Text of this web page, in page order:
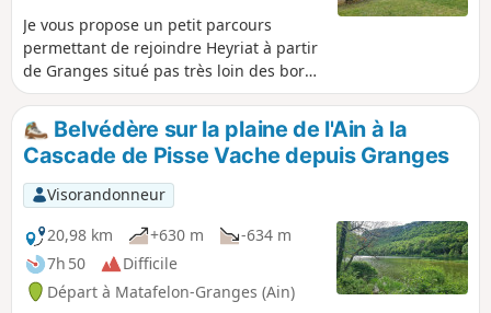
Je vous propose un petit parcours
permettant de rejoindre Heyriat à partir
de Granges situé pas très loin des bords
de l'Ain.
Belvédère sur la plaine de l'Ain à la
Cascade de Pisse Vache depuis Granges
Visorandonneur
20,98 km
+630 m
-634 m
7h 50
Difficile
Départ à Matafelon-Granges (Ain)